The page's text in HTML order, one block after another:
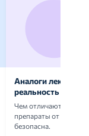
Аналоги
реальность
Чем отличаются
препараты от
безопасна.